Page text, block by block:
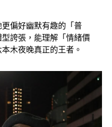
偏好幽默有趣的「普
誇張，能理解「情緒價
木夜晚真正的王者。